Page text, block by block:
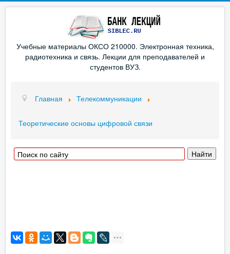
Учебные материалы ОКСО 210000. Электронная техника,
радиотехника и связь. Лекции для преподавателей и
студентов ВУЗ.
Главная Телекоммуникации
Теоретические основы цифровой связи